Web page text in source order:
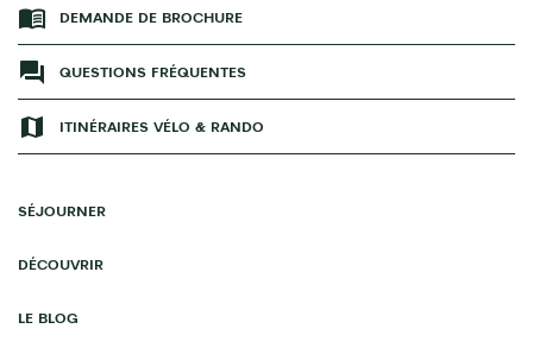
DEMANDE DE BROCHURE
QUESTIONS FRÉQUENTES
ITINÉRAIRES VÉLO & RANDO
SÉJOURNER
DÉCOUVRIR
LE BLOG